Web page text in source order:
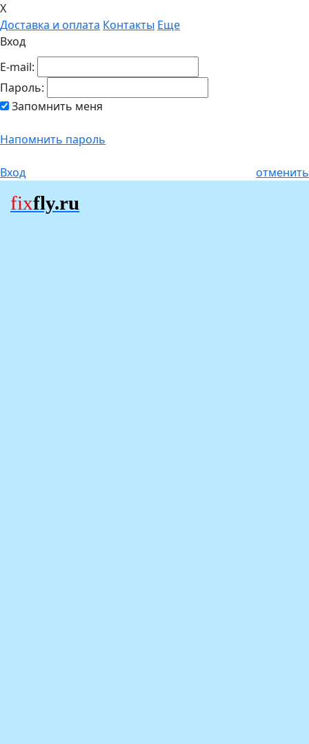
X
Доставка и оплата Контакты Еще
Вход
E-mail:
Пароль:
Запомнить меня
Напомнить пароль
Вход отменить
fixfly.ru